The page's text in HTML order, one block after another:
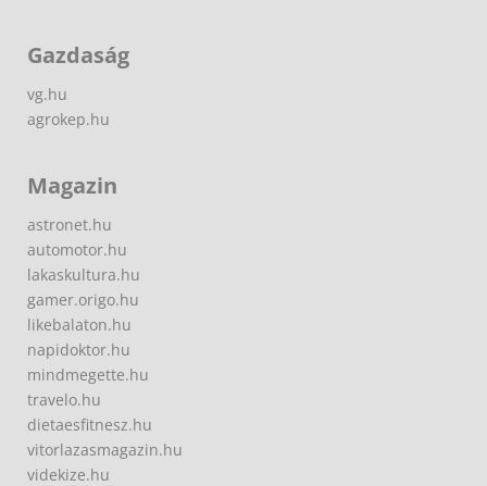
Gazdaság
vg.hu
agrokep.hu
Magazin
astronet.hu
automotor.hu
lakaskultura.hu
gamer.origo.hu
likebalaton.hu
napidoktor.hu
mindmegette.hu
travelo.hu
dietaesfitnesz.hu
vitorlazasmagazin.hu
videkize.hu